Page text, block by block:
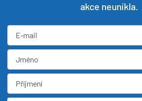
akce neunikla.